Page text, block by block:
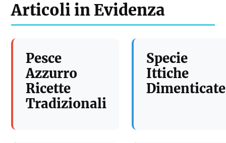
Articoli in Evidenza
Pesce
Azzurro
Ricette
Tradizionali
Specie
Ittiche
Dimenticate